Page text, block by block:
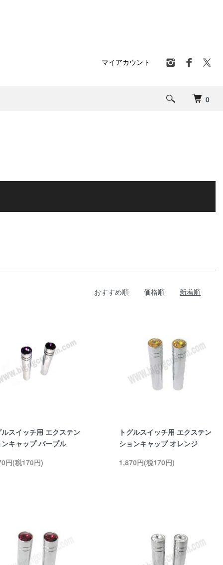
0
マイアカウント
おすすめ順 価格順 新着順
スイッチ用 エクステン
キャップ パープル
円(税170円)
トグルスイッチ用 エクステン
ションキャップ オレンジ
1,870円(税170円)